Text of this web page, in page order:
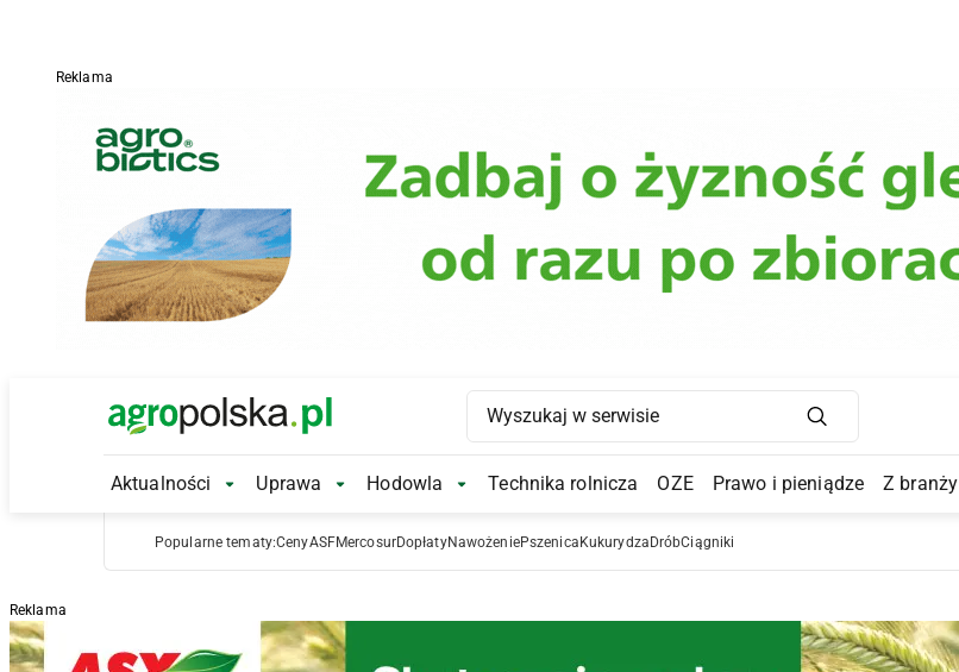
Reklama
Main Logo
Main Navigation
Aktualności Aktualności Submenu
Uprawa Uprawa Submenu
Hodowla Hodowla Submenu
Technika rolnicza OZE Prawo i pieniądze Z branży
Popularne tematy:CenyASFMercosurDopłatyNawożeniePszenica Kukurydza DróbCiągniki
Reklama